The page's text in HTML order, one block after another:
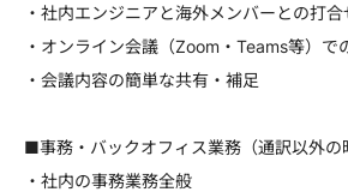
・社内エンジニアと海外メンバーとの打
・オンライン会議（Zoom・Teams等）で
・会議内容の簡単な共有・補足
■事務・バックオフィス業務（通訳以外の
・社内の事務業務全般